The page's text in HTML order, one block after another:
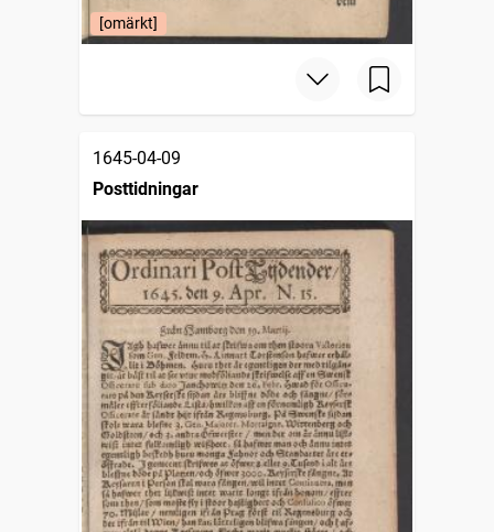
[omärkt]
1645-04-09
Posttidningar